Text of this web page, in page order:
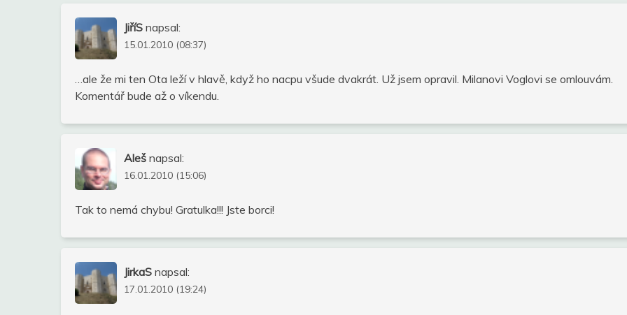
JiříS napsal:
15.01.2010 (08:37)
…ale že mi ten Ota leží v hlavě, když ho nacpu všude dvakrát. Už jsem opravil. Milanovi Voglovi se omlouvám.
Komentář bude až o víkendu.
Aleš napsal:
16.01.2010 (15:06)
Tak to nemá chybu! Gratulka!!! Jste borci!
JirkaS napsal:
17.01.2010 (19:24)